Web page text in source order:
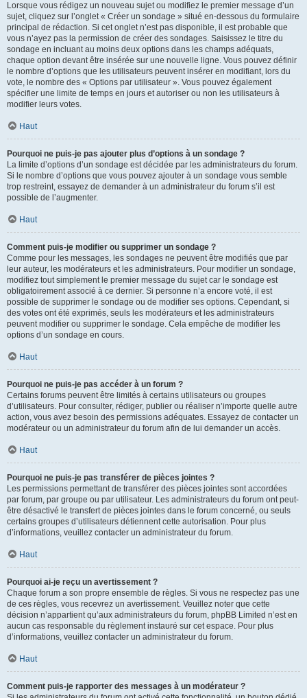
Lorsque vous rédigez un nouveau sujet ou modifiez le premier message d’un
sujet, cliquez sur l’onglet « Créer un sondage » situé en-dessous du formulaire
principal de rédaction. Si cet onglet n’est pas disponible, il est probable que
vous n’ayez pas la permission de créer des sondages. Saisissez le titre du
sondage en incluant au moins deux options dans les champs adéquats,
chaque option devant être insérée sur une nouvelle ligne. Vous pouvez définir
le nombre d’options que les utilisateurs peuvent insérer en modifiant, lors du
vote, le nombre des « Options par utilisateur ». Vous pouvez également
spécifier une limite de temps en jours et autoriser ou non les utilisateurs à
modifier leurs votes.
Haut
Pourquoi ne puis-je pas ajouter plus d’options à un sondage ?
La limite d’options d’un sondage est décidée par les administrateurs du forum.
Si le nombre d’options que vous pouvez ajouter à un sondage vous semble
trop restreint, essayez de demander à un administrateur du forum s’il est
possible de l’augmenter.
Haut
Comment puis-je modifier ou supprimer un sondage ?
Comme pour les messages, les sondages ne peuvent être modifiés que par
leur auteur, les modérateurs et les administrateurs. Pour modifier un sondage,
modifiez tout simplement le premier message du sujet car le sondage est
obligatoirement associé à ce dernier. Si personne n’a encore voté, il est
possible de supprimer le sondage ou de modifier ses options. Cependant, si
des votes ont été exprimés, seuls les modérateurs et les administrateurs
peuvent modifier ou supprimer le sondage. Cela empêche de modifier les
options d’un sondage en cours.
Haut
Pourquoi ne puis-je pas accéder à un forum ?
Certains forums peuvent être limités à certains utilisateurs ou groupes
d’utilisateurs. Pour consulter, rédiger, publier ou réaliser n’importe quelle autre
action, vous avez besoin des permissions adéquates. Essayez de contacter un
modérateur ou un administrateur du forum afin de lui demander un accès.
Haut
Pourquoi ne puis-je pas transférer de pièces jointes ?
Les permissions permettant de transférer des pièces jointes sont accordées
par forum, par groupe ou par utilisateur. Les administrateurs du forum ont peut-
être désactivé le transfert de pièces jointes dans le forum concerné, ou seuls
certains groupes d’utilisateurs détiennent cette autorisation. Pour plus
d’informations, veuillez contacter un administrateur du forum.
Haut
Pourquoi ai-je reçu un avertissement ?
Chaque forum a son propre ensemble de règles. Si vous ne respectez pas une
de ces règles, vous recevrez un avertissement. Veuillez noter que cette
décision n’appartient qu’aux administrateurs du forum, phpBB Limited n’est en
aucun cas responsable du règlement instauré sur cet espace. Pour plus
d’informations, veuillez contacter un administrateur du forum.
Haut
Comment puis-je rapporter des messages à un modérateur ?